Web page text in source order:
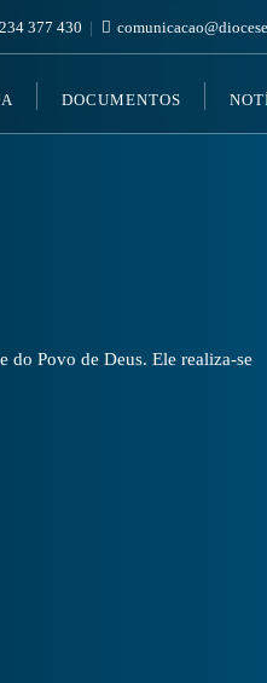
234 377 430
DOCUMENTOS
do Povo de Deus. Ele realiza-se